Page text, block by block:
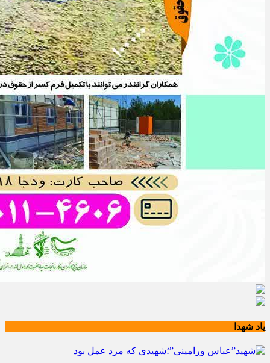
یاد شهدا